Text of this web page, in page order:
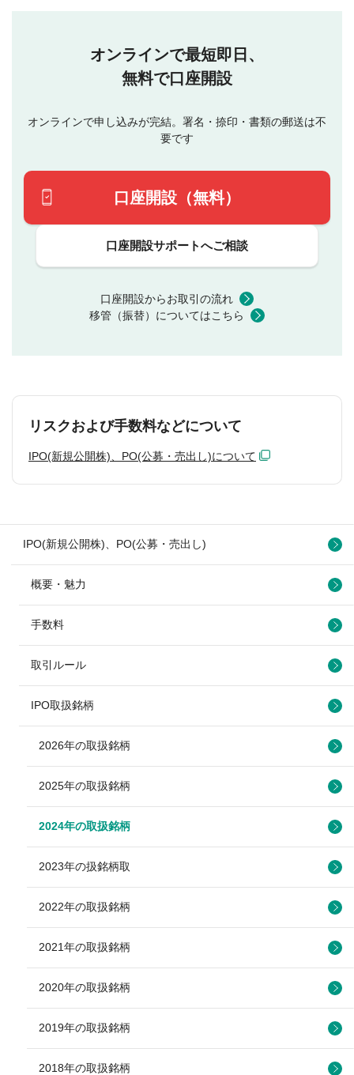
オンラインで最短即日、
無料で口座開設
オンラインで申し込みが完結。署名・捺印・書類の郵送は不
要です
口座開設（無料）
口座開設サポートへご相談
口座開設からお取引の流れ
移管（振替）についてはこちら
リスクおよび手数料などについて
IPO(新規公開株)、PO(公募・売出し)について
IPO(新規公開株)、PO(公募・売出し)
概要・魅力
手数料
取引ルール
IPO取扱銘柄
2026年の取扱銘柄
2025年の取扱銘柄
2024年の取扱銘柄
2023年の扱銘柄取
2022年の取扱銘柄
2021年の取扱銘柄
2020年の取扱銘柄
2019年の取扱銘柄
2018年の取扱銘柄